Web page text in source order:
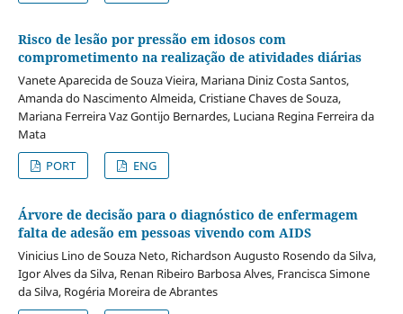
Risco de lesão por pressão em idosos com
comprometimento na realização de atividades diárias
Vanete Aparecida de Souza Vieira, Mariana Diniz Costa Santos,
Amanda do Nascimento Almeida, Cristiane Chaves de Souza,
Mariana Ferreira Vaz Gontijo Bernardes, Luciana Regina Ferreira da
Mata
PORT
ENG
Árvore de decisão para o diagnóstico de enfermagem
falta de adesão em pessoas vivendo com AIDS
Vinicius Lino de Souza Neto, Richardson Augusto Rosendo da Silva,
Igor Alves da Silva, Renan Ribeiro Barbosa Alves, Francisca Simone
da Silva, Rogéria Moreira de Abrantes